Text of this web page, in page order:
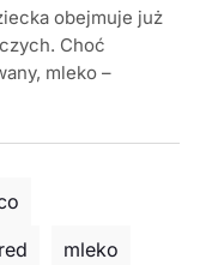
obejmuje już
Choć
mleko –
mleko